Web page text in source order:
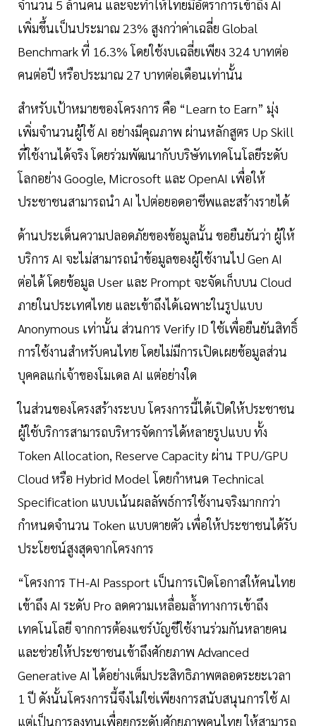
จำนวน 5 ล้านคน และจะทำให้ไทยมีอัตราการเข้าถึง AI
เพิ่มขึ้นเป็นประมาณ 23% สูงกว่าค่าเฉลี่ย Global
Benchmark ที่ 16.3% โดยใช้งบเฉลี่ยเพียง 324 บาทต่อ
คนต่อปี หรือประมาณ 27 บาทต่อเดือนเท่านั้น
สำหรับเป้าหมายของโครงการ คือ “Learn to Earn” มุ่ง
เพิ่มจำนวนผู้ใช้ AI อย่างมีคุณภาพ ผ่านหลักสูตร Up Skill
ที่ใช้งานได้จริง โดยร่วมพัฒนากับบริษัทเทคโนโลยีระดับ
โลกอย่าง Google, Microsoft และ OpenAI เพื่อให้
ประชาชนสามารถนำ AI ไปต่อยอดอาชีพและสร้างรายได้
ด้านประเด็นความปลอดภัยของข้อมูลนั้น ขอยืนยันว่า ผู้ให้
บริการ AI จะไม่สามารถนำข้อมูลของผู้ใช้งานไป Gen AI
ต่อได้ โดยข้อมูล User และ Prompt จะจัดเก็บบน Cloud
ภายในประเทศไทย และเข้าถึงได้เฉพาะในรูปแบบ
Anonymous เท่านั้น ส่วนการ Verify ID ใช้เพื่อยืนยันสิทธิ์
การใช้งานสำหรับคนไทย โดยไม่มีการเปิดเผยข้อมูลส่วน
บุคคลแก่เจ้าของโมเดล AI แต่อย่างใด
ในส่วนของโครงสร้างระบบ โครงการนี้ได้เปิดให้ประชาชน
ผู้ใช้บริการสามารถบริหารจัดการได้หลายรูปแบบ ทั้ง
Token Allocation, Reserve Capacity ผ่าน TPU/GPU
Cloud หรือ Hybrid Model โดยกำหนด Technical
Specification แบบเน้นผลลัพธ์การใช้งานจริงมากกว่า
กำหนดจำนวน Token แบบตายตัว เพื่อให้ประชาชนได้รับ
ประโยชน์สูงสุดจากโครงการ
“โครงการ TH-AI Passport เป็นการเปิดโอกาสให้คนไทย
เข้าถึง AI ระดับ Pro ลดความเหลื่อมล้ำทางการเข้าถึง
เทคโนโลยี จากการต้องแชร์บัญชีใช้งานร่วมกันหลายคน
และช่วยให้ประชาชนเข้าถึงศักยภาพ Advanced
Generative AI ได้อย่างเต็มประสิทธิภาพตลอดระยะเวลา
1 ปี ดังนั้นโครงการนี้จึงไม่ใช่เพียงการสนับสนุนการใช้ AI
แต่เป็นการลงทุนเพื่อยกระดับศักยภาพคนไทย ให้สามารถ